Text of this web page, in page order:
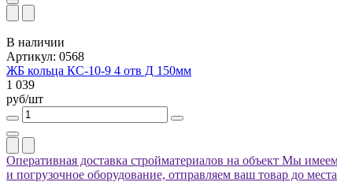
В наличии
Артикул: 0568
ЖБ кольца КС-10-9 4 отв Д 150мм
1 039
руб/шт
Оперативная доставка стройматериалов на объект Мы имеем
и погрузочное оборудование, отправляем ваш товар до места